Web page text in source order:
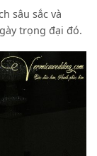
sâu sắc và
trọng đại đó.